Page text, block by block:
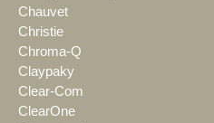
Chauvet
Christie
Chroma-Q
Claypaky
Clear-Com
ClearOne